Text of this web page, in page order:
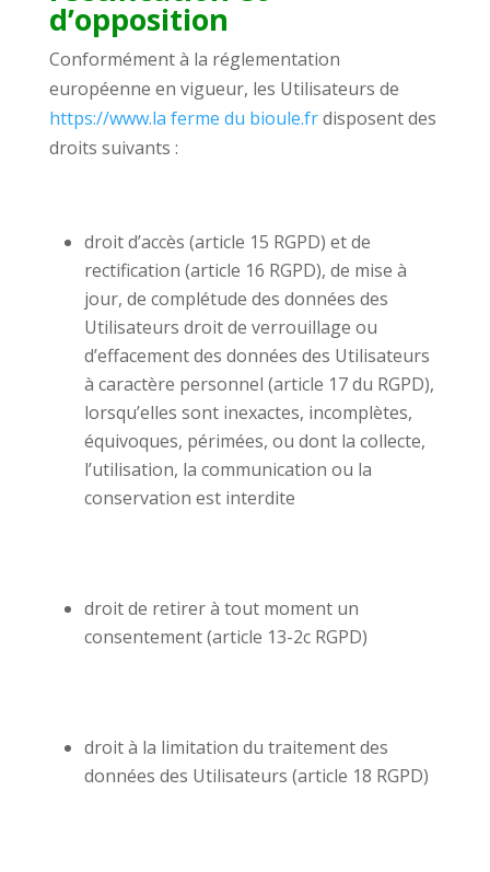
d’opposition
Conformément à la réglementation
européenne en vigueur, les Utilisateurs de
https://www.la ferme du bioule.frdisposent des
droits suivants :
droit d’accès (article 15 RGPD) et de
rectification (article 16 RGPD), de mise à
jour, de complétude des données des
Utilisateurs droit de verrouillage ou
d’effacement des données des Utilisateurs
à caractère personnel (article 17 du RGPD),
lorsqu’elles sont inexactes, incomplètes,
équivoques, périmées, ou dont la collecte,
l’utilisation, la communication ou la
conservation est interdite
droit de retirer à tout moment un
consentement (article 13-2c RGPD)
droit à la limitation du traitement des
données des Utilisateurs (article 18 RGPD)